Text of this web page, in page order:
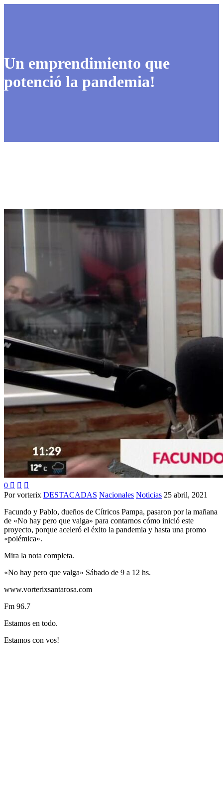
Un emprendimiento que
potenció la pandemia!
0   
Por vorterix DESTACADAS Nacionales Noticias 25 abril, 2021
Facundo y Pablo, dueños de Cítricos Pampa, pasaron por la mañana
de «No hay pero que valga» para contarnos cómo inició este
proyecto, porque aceleró el éxito la pandemia y hasta una promo
«polémica».
Mira la nota completa.
«No hay pero que valga» Sábado de 9 a 12 hs.
www.vorterixsantarosa.com
Fm 96.7
Estamos en todo.
Estamos con vos!